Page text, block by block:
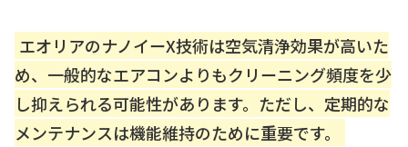
エオリアのナノイーX技術は空気清浄効果が高いた
め、一般的なエアコンよりもクリーニング頻度を少
し抑えられる可能性があります。ただし、定期的な
メンテナンスは機能維持のために重要です。